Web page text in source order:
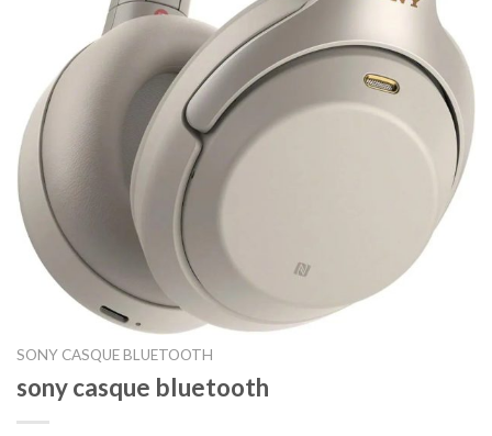
SONY CASQUE BLUETOOTH
sony casque bluetooth